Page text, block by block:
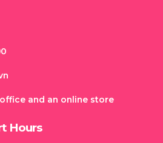
and an online store
Hours